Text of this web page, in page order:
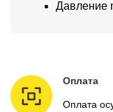
Давление
Оплата
Оплата